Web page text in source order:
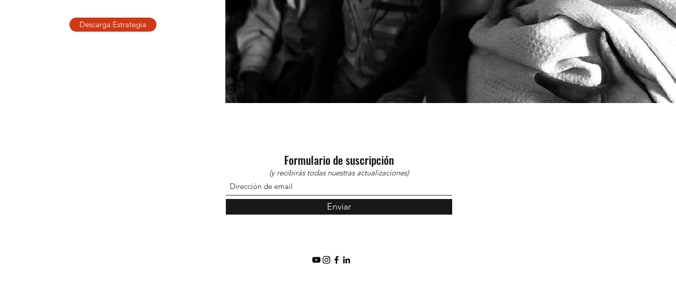
Descarga Estrategia
Formulario de suscripción
(y recibirás todas nuestras actualizaciones)
Enviar